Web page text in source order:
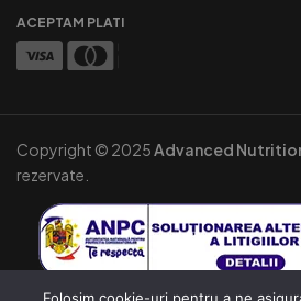
ACEPTAM PLATI
Copyright © 2025Advanced
rezervate.